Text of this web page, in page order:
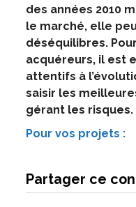
des années 2010
le marché, elle
déséquilibres.
acquéreurs, il est
attentifs à
saisir les
gérant les risques.
Pour vos projets :
Partager ce